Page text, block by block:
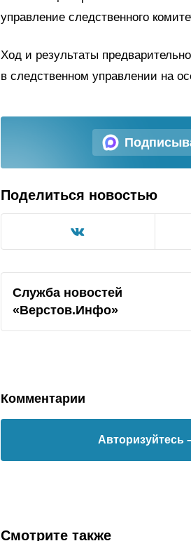
управление следственного
Ход и результаты
в следственном управлении на
Поделиться новостью
Служба новостей
«Верстов.Инфо»
Комментарии
Авторизуйтесь
Смотрите также